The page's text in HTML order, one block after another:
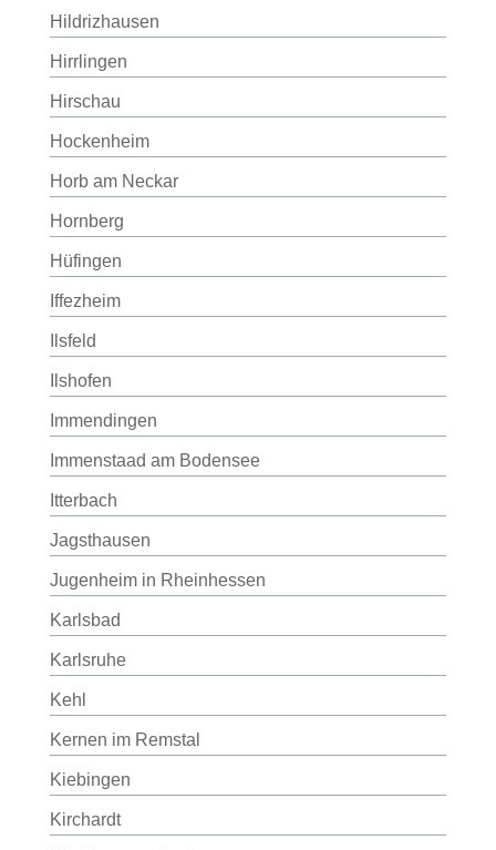
Hildrizhausen
Hirrlingen
Hirschau
Hockenheim
Horb am Neckar
Hornberg
Hüfingen
Iffezheim
Ilsfeld
Ilshofen
Immendingen
Immenstaad am Bodensee
Itterbach
Jagsthausen
Jugenheim in Rheinhessen
Karlsbad
Karlsruhe
Kehl
Kernen im Remstal
Kiebingen
Kirchardt